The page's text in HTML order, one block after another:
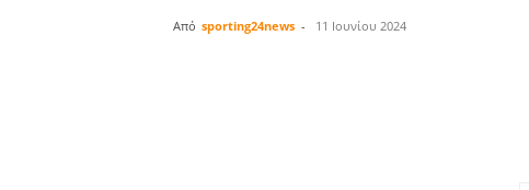
Από sporting24news - 11 Ιουνίου 2024